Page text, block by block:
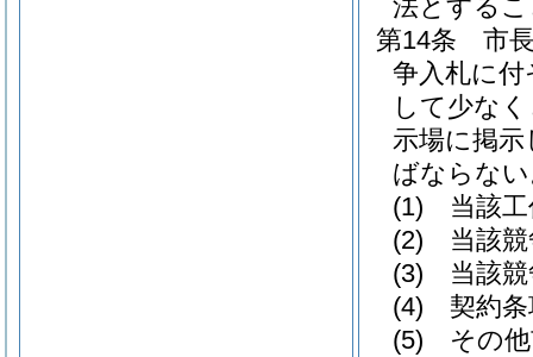
法とする
第14条
市
争入札に
して少な
示場に掲
ばならな
(1)
当該
(2)
当該
(3)
当該
(4)
契約
(5)
その